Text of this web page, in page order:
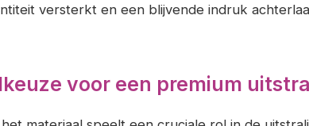
versterkt en een blijvende indruk
voor een premium